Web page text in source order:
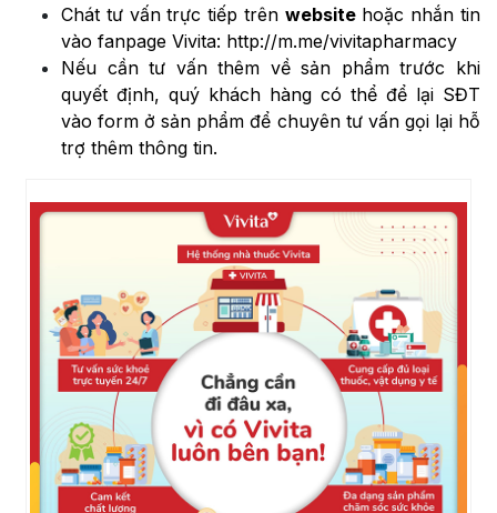
Chát tư vấn trực tiếp trên websitehoặc nhắn tin
vào fanpage Vivita: http://m.me/vivitapharmacy
Nếu cần tư vấn thêm về sản phẩm trước khi
quyết định, quý khách hàng có thể để lại SĐT
vào form ở sản phẩm để chuyên tư vấn gọi lại hỗ
trợ thêm thông tin.